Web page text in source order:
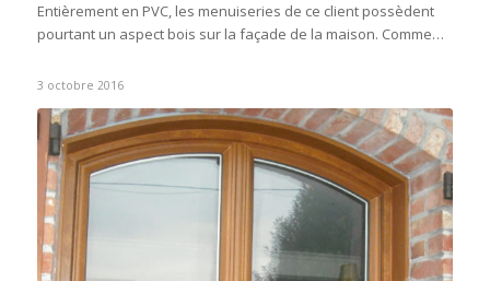
Entièrement en PVC, les menuiseries de ce client possèdent
pourtant un aspect bois sur la façade de la maison. Comme…
3 octobre 2016